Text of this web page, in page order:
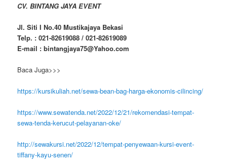
CV. BINTANG JAYA EVENT
Jl. Siti I No.40 Mustikajaya Bekasi
Telp. : 021-82619088 / 021-82619089
E-mail : bintangjaya75@Yahoo.com
Baca Juga>>>
https://kursikuliah.net/sewa-bean-bag-harga-ekonomis-cilincing/
https://www.sewatenda.net/2022/12/21/rekomendasi-tempat-
sewa-tenda-kerucut-pelayanan-oke/
http://sewakursi.net/2022/12/tempat-penyewaan-kursi-event-
tiffany-kayu-senen/